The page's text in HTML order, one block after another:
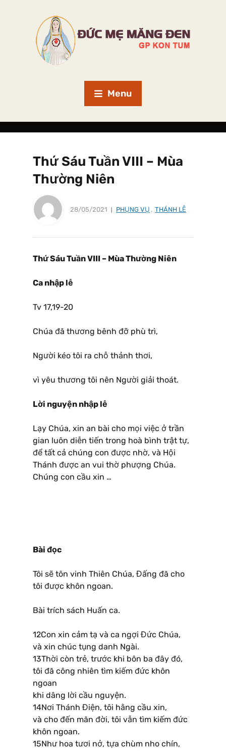
Menu
Thứ Sáu Tuần VIII – Mùa
Thường Niên
28/05/2021 PHỤNG VỤ , THÁNH LỄ
Thứ Sáu Tuần VIII – Mùa Thường Niên
Ca nhập lễ
Tv 17,19-20
Chúa đã thương bênh đỡ phù trì,
Người kéo tôi ra chỗ thảnh thơi,
vì yêu thương tôi nên Người giải thoát.
Lời nguyện nhập lễ
Lạy Chúa, xin an bài cho mọi việc ở trần
gian luôn diễn tiến trong hoà bình trật tự,
để tất cả chúng con được nhờ, và Hội
Thánh được an vui thờ phượng Chúa.
Chúng con cầu xin …
Bài đọc
Tôi sẽ tôn vinh Thiên Chúa, Đấng đã cho
tôi được khôn ngoan.
Bài trích sách Huấn ca.
12Con xin cảm tạ và ca ngợi Đức Chúa,
và xin chúc tụng danh Ngài.
13Thời còn trẻ, trước khi bôn ba đây đó,
tôi đã công nhiên tìm kiếm đức khôn
ngoan
khi dâng lời cầu nguyện.
14Nơi Thánh Điện, tôi hằng cầu xin,
và cho đến mãn đời, tôi vẫn tìm kiếm đức
khôn ngoan.
15Như hoa tươi nở, tựa chùm nho chín,